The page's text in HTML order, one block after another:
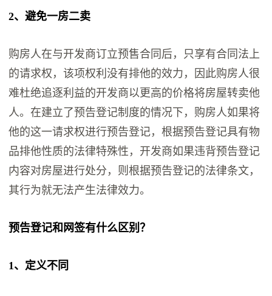
2、避免一房二卖
购房人在与开发商订立预售合同后，只享有合同法上
的请求权，该项权利没有排他的效力，因此购房人很
难杜绝追逐利益的开发商以更高的价格将房屋转卖他
人。在建立了预告登记制度的情况下，购房人如果将
他的这一请求权进行预告登记，根据预告登记具有物
品排他性质的法律特殊性，开发商如果违背预告登记
内容对房屋进行处分，则根据预告登记的法律条文，
其行为就无法产生法律效力。
预告登记和网签有什么区别？
1、定义不同